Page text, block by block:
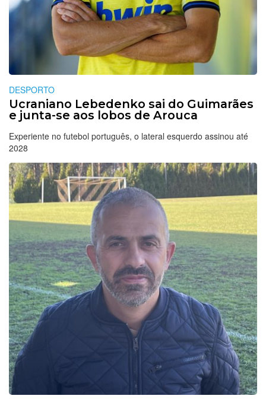
DESPORTO
Ucraniano Lebedenko sai do Guimarães
e junta-se aos lobos de Arouca
Experiente no futebol português, o lateral esquerdo assinou até
2028